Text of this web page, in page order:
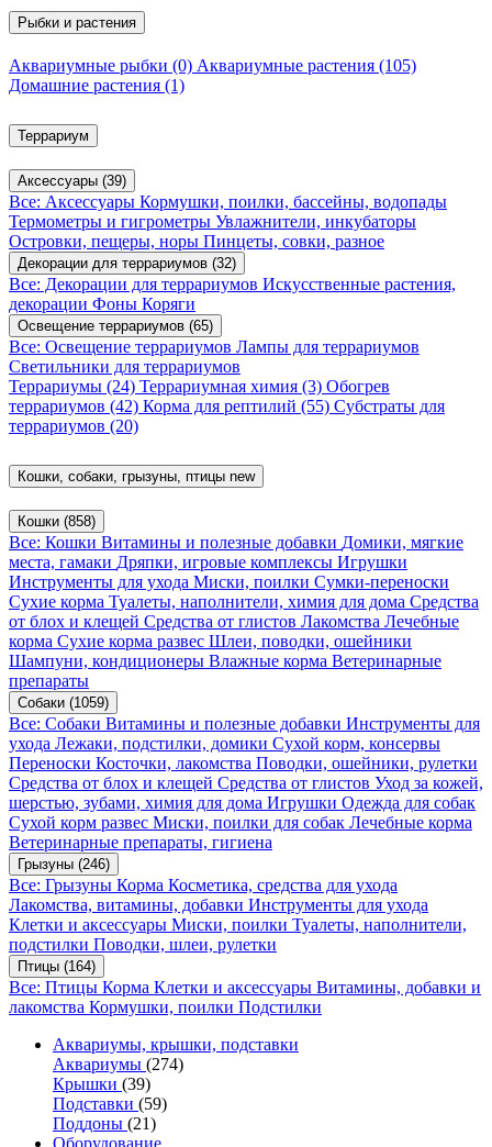
Рыбки и растения
Аквариумные рыбки (0) Аквариумные растения (105)
Домашние растения (1)
Террариум
Аксессуары (39)
Все: Аксессуары Кормушки, поилки, бассейны, водопады
Термометры и гигрометры Увлажнители, инкубаторы
Островки, пещеры, норы Пинцеты, совки, разное
Декорации для террариумов (32)
Все: Декорации для террариумов Искусственные растения,
декорации Фоны Коряги
Освещение террариумов (65)
Все: Освещение террариумов Лампы для террариумов
Светильники для террариумов
Террариумы (24) Террариумная химия (3) Обогрев
террариумов (42) Корма для рептилий (55) Субстраты для
террариумов (20)
Кошки, собаки, грызуны, птицы new
Кошки (858)
Все: Кошки Витамины и полезные добавки Домики, мягкие
места, гамаки Дряпки, игровые комплексы Игрушки
Инструменты для ухода Миски, поилки Сумки-переноски
Сухие корма Туалеты, наполнители, химия для дома Средства
от блох и клещей Средства от глистов Лакомства Лечебные
корма Сухие корма развес Шлеи, поводки, ошейники
Шампуни, кондиционеры Влажные корма Ветеринарные
препараты
Собаки (1059)
Все: Собаки Витамины и полезные добавки Инструменты для
ухода Лежаки, подстилки, домики Сухой корм, консервы
Переноски Косточки, лакомства Поводки, ошейники, рулетки
Средства от блох и клещей Средства от глистов Уход за кожей,
шерстью, зубами, химия для дома Игрушки Одежда для собак
Сухой корм развес Миски, поилки для собак Лечебные корма
Ветеринарные препараты, гигиена
Грызуны (246)
Все: Грызуны Корма Косметика, средства для ухода
Лакомства, витамины, добавки Инструменты для ухода
Клетки и аксессуары Миски, поилки Туалеты, наполнители,
подстилки Поводки, шлеи, рулетки
Птицы (164)
Все: Птицы Корма Клетки и аксессуары Витамины, добавки и
лакомства Кормушки, поилки Подстилки
Аквариумы, крышки, подставки
Аквариумы (274)
Крышки (39)
Подставки (59)
Поддоны (21)
Оборудование